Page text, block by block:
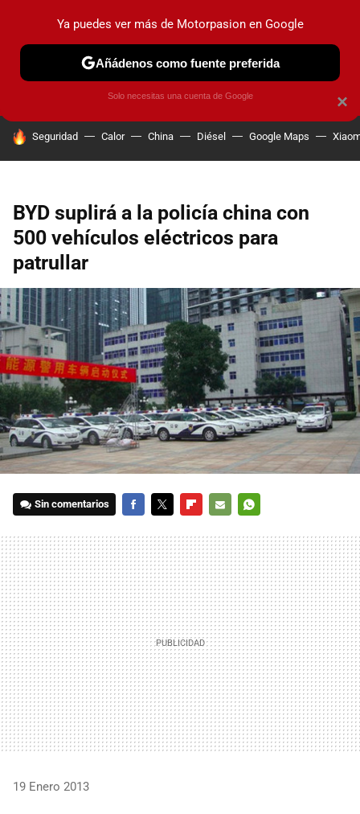
PRUEBAS COCHES ELÉCTRICOS OBSERVATORIO
HOY SE HABLA DE
Seguridad Calor China Diésel Google Maps
BYD suplirá a la policía china con
500 vehículos eléctricos para
patrullar
Sin comentarios
MAIL
19 Enero 2013
×
Ya puedes ver más de Motorpasion en Google
Añádenos como fuente preferida
Solo necesitas una cuenta de Google